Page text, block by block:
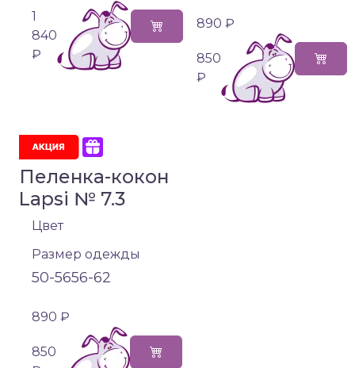
1
840
₽
890 ₽
850
₽
Пеленка-кокон
Lapsi № 7.3
Цвет
Размер одежды
50-5656-62
890 ₽
850